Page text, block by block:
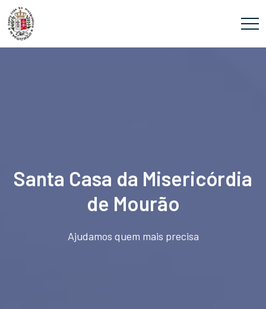
Santa Casa da Misericórdia
de Mourão
Ajudamos quem mais precisa